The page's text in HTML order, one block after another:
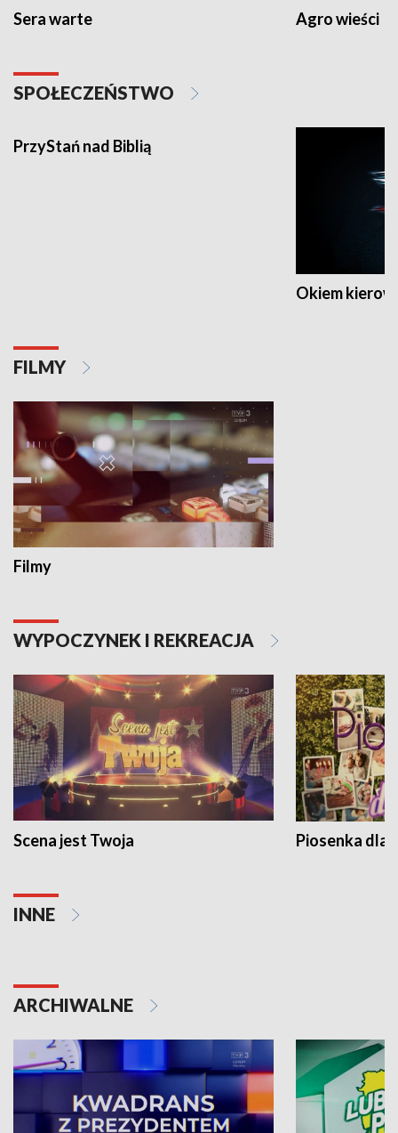
Sera warte Agro wieści
SPOŁECZEŃSTWO
Okiem
FILMY
Filmy
WYPOCZYNEK I REKREACJA
Scena jest Twoja Piosenka dla
INNE
ARCHIWALNE